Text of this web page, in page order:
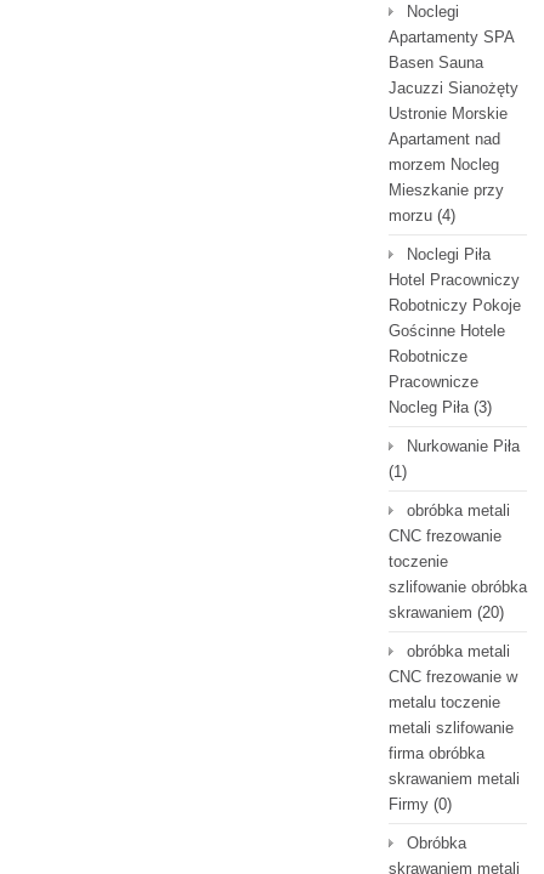
Noclegi
Apartamenty SPA
Basen Sauna
Jacuzzi Sianożęty
Ustronie Morskie
Apartament nad
morzem Nocleg
Mieszkanie przy
morzu (4)
Noclegi Piła
Hotel Pracowniczy
Robotniczy Pokoje
Gościnne Hotele
Robotnicze
Pracownicze
Nocleg Piła(3)
Nurkowanie Piła
(1)
obróbka metali
CNC frezowanie
toczenie
szlifowanie obróbka
skrawaniem (20)
obróbka metali
CNC frezowanie w
metalu toczenie
metali szlifowanie
firma obróbka
skrawaniem metali
Firmy (0)
Obróbka
skrawaniem metali